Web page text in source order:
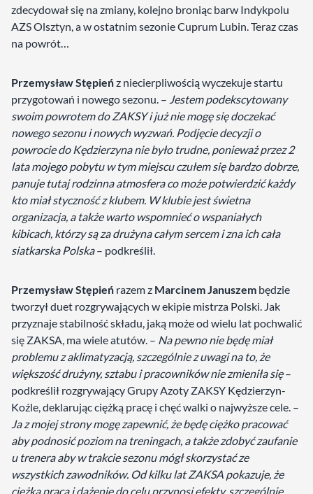
zdecydował się na zmiany, kolejno broniąc barw Indykpolu
AZS Olsztyn, a w ostatnim sezonie Cuprum Lubin. Teraz czas
na powrót…
Przemysław Stępieńz niecierpliwością wyczekuje startu
przygotowań i nowego sezonu. – Jestem podekscytowany
swoim powrotem do ZAKSY i już nie mogę się doczekać
nowego sezonu i nowych wyzwań. Podjęcie decyzji o
powrocie do Kędzierzyna nie było trudne, ponieważ przez 2
lata mojego pobytu w tym miejscu czułem się bardzo dobrze,
panuje tutaj rodzinna atmosfera co może potwierdzić każdy
kto miał styczność z klubem. W klubie jest świetna
organizacja, a także warto wspomnieć o wspaniałych
kibicach, którzy są za drużyna całym sercem i zna ich cała
siatkarska Polska– podkreślił.
Przemysław Stępień razem z Marcinem Januszem będzie
tworzył duet rozgrywających w ekipie mistrza Polski. Jak
przyznaje stabilność składu, jaką może od wielu lat pochwalić
się ZAKSA, ma wiele atutów. – Na pewno nie będę miał
problemu z aklimatyzacją, szczególnie z uwagi na to, że
większość drużyny, sztabu i pracowników nie zmieniła się–
podkreślił rozgrywający Grupy Azoty ZAKSY Kędzierzyn-
Koźle, deklarując ciężką pracę i chęć walki o najwyższe cele. –
Ja z mojej strony mogę zapewnić, że będę ciężko pracować
aby podnosić poziom na treningach, a także zdobyć zaufanie
u trenera aby w trakcie sezonu mógł skorzystać ze
wszystkich zawodników. Od kilku lat ZAKSA pokazuje, że
ciężka praca i dążenie do celu przynosi efekty, szczególnie